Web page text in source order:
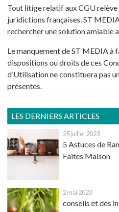
Tout litige relatif aux CGU relève
juridictions françaises. ST
rechercher une solution amiable
Le manquement de ST MEDIA à
dispositions ou droits de ces
d’Utilisation ne constituera pas
présentes.
LES DERNIERS ARTICLES
25 juillet 2023
5 Astuces de
Faites Maison
2 mai 2023
conseils et des